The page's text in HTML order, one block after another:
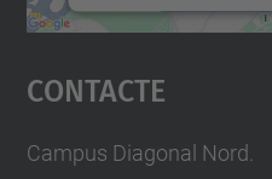
powered by
Contacte
Campus Diagonal Nord.